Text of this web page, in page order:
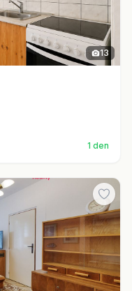
13
1 den